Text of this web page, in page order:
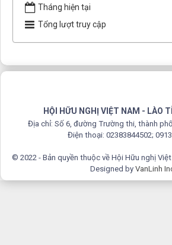
Tháng hiện tại
Tổng lượt truy cập
HỘI HỮU NGHỊ VIỆT NAM - LÀO
Địa chỉ: Số 6, đường Trường thi, thành
Điện thoại: 02383844502;
© 2022 - Bản quyền thuộc về Hội Hữu nghị
Designed by VanLinh